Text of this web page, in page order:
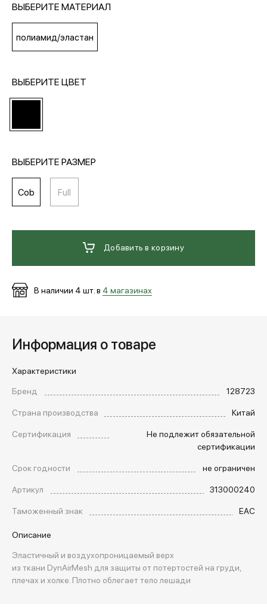
МЕДИА
+7 (495) 139-66-00
ВЫБЕРИТЕ МАТЕРИАЛ
полиамид/эластан
ВЫБЕРИТЕ ЦВЕТ
ВЫБЕРИТЕ РАЗМЕР
Cob Full
Добавить в корзину
В наличии 4 шт. в 4 магазинах
Информация о товаре
Характеристики
Бренд
128723
Страна производства
Китай
Сертификация
Не подлежит обязательной
сертификации
Срок годности
не ограничен
Артикул
313000240
Таможенный знак
EAC
Описание
Эластичный и воздухопроницаемый верх
из ткани DynAirMesh для защиты от потертостей на груди,
плечах и холке. Плотно облегает тело лешади